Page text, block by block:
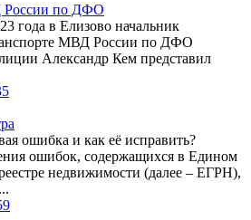
по ДФО
года в Елизово начальник
МВД России по ДФО
Александр Кем представил
ошибка и как её исправить?
ошибок, содержащихся в Едином
недвижимости (далее – ЕГРН),